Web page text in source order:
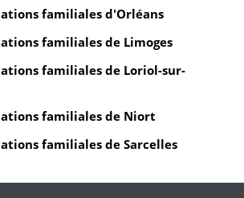
familiales d'Orléans
familiales de Limoges
familiales de Loriol-sur-
familiales de Niort
familiales de Sarcelles